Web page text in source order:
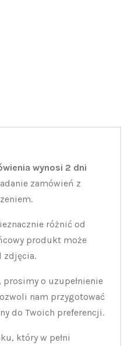
wynosi 2 dni
zamówień z
różnić od
produkt może
zdjęcia.
prosimy o uzupełnienie
nam przygotować
do Twoich preferencji.
który w pełni